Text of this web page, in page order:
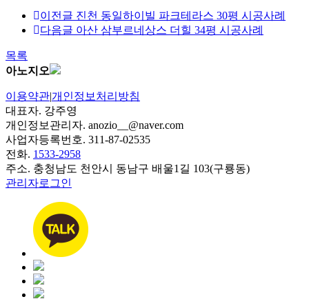
이전글 진천 동일하이빌 파크테라스 30평 시공사례
다음글 아산 삼부르네상스 더힐 34평 시공사례
목록
아노지오
이용약관|개인정보처리방침
대표자. 강주영
개인정보관리자. anozio__@naver.com
사업자등록번호. 311-87-02535
전화. 1533-2958
주소. 충청남도 천안시 동남구 배울1길 103(구룡동)
관리자로그인